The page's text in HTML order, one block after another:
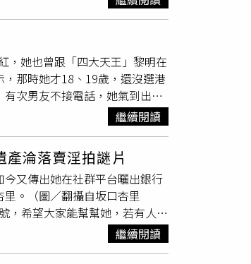
其中約70萬日圓（約新台幣
店工作的經歷形容為「地
這樣針對社會經驗不足的年輕
店家消失，也讓顧客受到保
務，也禁止以虛假的話術收
店營業成績的廣告詞也被列入違
界對此政策高度關注。一名牛郎
。」
口淳之介之前是否有想過會當牛
他看了自己的帳號後，田口淳
？田口淳之介表示自己還是喜
在舞台上。」接著卡姐詢問
好友仍有聯繫。即使被問到有
婆卡姐特地到日本 牛郎店看田口
，她也曾跟「四大天王」黎明在
那時她才18、19歲，還沒選港
次男友不接電話，她氣到出門
朋友會讓男朋友每天去大富豪、
友批評，「妳看看妳，妳這個
，牛郎一靠過來就要她喝酒，
讓她傻眼，她覺得這只是浪費
繼續閱讀
淪落賣淫拍謎片
今又傳出她在社群平台曬出銀行
。（圖／翻攝自坂口杏里
，希望大家能幫幫她，若有人願
到有人想提供她援助時，她竟將
演藝圈，母親坂口良子是知名演
繼續閱讀